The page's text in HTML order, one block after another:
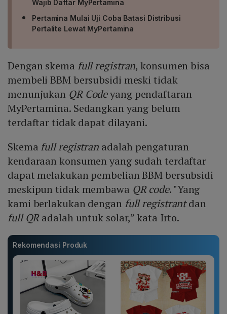
Wajib Daftar MyPertamina
Pertamina Mulai Uji Coba Batasi Distribusi
Pertalite Lewat MyPertamina
Dengan skema full registran, konsumen bisa
membeli BBM bersubsidi meski tidak
menunjukan QR Codeyang pendaftaran
MyPertamina. Sedangkan yang belum
terdaftar tidak dapat dilayani.
Skema full registran adalah pengaturan
kendaraan konsumen yang sudah terdaftar
dapat melakukan pembelian BBM bersubsidi
meskipun tidak membawa QR code. "Yang
kami berlakukan dengan full registrantdan
full QRadalah untuk solar,” kata Irto.
Rekomendasi Produk